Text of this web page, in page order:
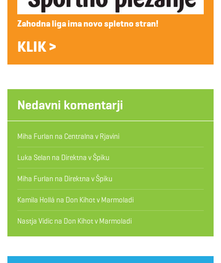
Zahodna liga ima novo spletno stran!
KLIK >
Nedavni komentarji
Miha Furlan na Centralna v Rjavini
Luka Selan na Direktna v Špiku
Miha Furlan na Direktna v Špiku
Kamila Hollá na Don Kihot v Marmoladi
Nastja Vidic na Don Kihot v Marmoladi